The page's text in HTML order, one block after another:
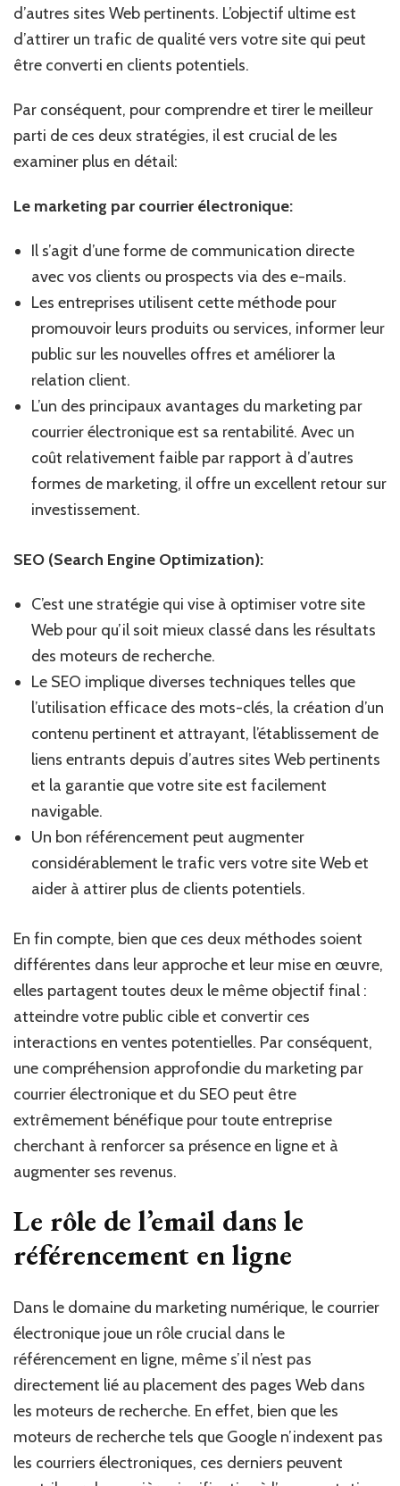
d’autres sites Web pertinents. L’objectif ultime est
d’attirer un trafic de qualité vers votre site qui peut
être converti en clients potentiels.
Par conséquent, pour comprendre et tirer le meilleur
parti de ces deux stratégies, il est crucial de les
examiner plus en détail:
Le marketing par courrier électronique:
Il s’agit d’une forme de communication directe
avec vos clients ou prospects via des e-mails.
Les entreprises utilisent cette méthode pour
promouvoir leurs produits ou services, informer leur
public sur les nouvelles offres et améliorer la
relation client.
L’un des principaux avantages du marketing par
courrier électronique est sa rentabilité. Avec un
coût relativement faible par rapport à d’autres
formes de marketing, il offre un excellent retour sur
investissement.
SEO (Search Engine Optimization):
C’est une stratégie qui vise à optimiser votre site
Web pour qu’il soit mieux classé dans les résultats
des moteurs de recherche.
Le SEO implique diverses techniques telles que
l’utilisation efficace des mots-clés, la création d’un
contenu pertinent et attrayant, l’établissement de
liens entrants depuis d’autres sites Web pertinents
et la garantie que votre site est facilement
navigable.
Un bon référencement peut augmenter
considérablement le trafic vers votre site Web et
aider à attirer plus de clients potentiels.
En fin compte, bien que ces deux méthodes soient
différentes dans leur approche et leur mise en œuvre,
elles partagent toutes deux le même objectif final :
atteindre votre public cible et convertir ces
interactions en ventes potentielles. Par conséquent,
une compréhension approfondie du marketing par
courrier électronique et du SEO peut être
extrêmement bénéfique pour toute entreprise
cherchant à renforcer sa présence en ligne et à
augmenter ses revenus.
Le rôle de l’email dans le
référencement en ligne
Dans le domaine du marketing numérique, le courrier
électronique joue un rôle crucial dans le
référencement en ligne, même s’il n’est pas
directement lié au placement des pages Web dans
les moteurs de recherche. En effet, bien que les
moteurs de recherche tels que Google n’indexent pas
les courriers électroniques, ces derniers peuvent